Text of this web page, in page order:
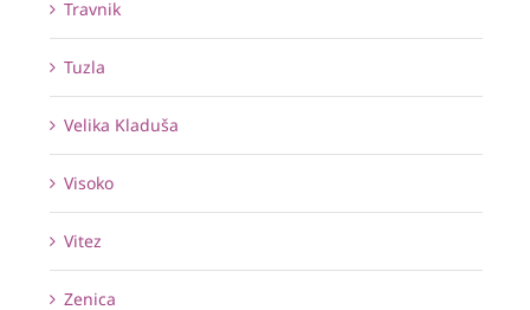
Travnik
Tuzla
Velika Kladuša
Visoko
Vitez
Zenica